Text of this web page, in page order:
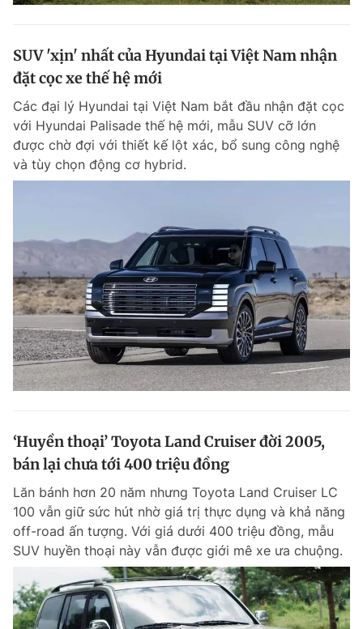
SUV 'xịn' nhất của Hyundai tại Việt Nam nhận
đặt cọc xe thế hệ mới
Các đại lý Hyundai tại Việt Nam bắt đầu nhận đặt cọc
với Hyundai Palisade thế hệ mới, mẫu SUV cỡ lớn
được chờ đợi với thiết kế lột xác, bổ sung công nghệ
và tùy chọn động cơ hybrid.
‘Huyền thoại’ Toyota Land Cruiser đời 2005,
bán lại chưa tới 400 triệu đồng
Lăn bánh hơn 20 năm nhưng Toyota Land Cruiser LC
100 vẫn giữ sức hút nhờ giá trị thực dụng và khả năng
off-road ấn tượng. Với giá dưới 400 triệu đồng, mẫu
SUV huyền thoại này vẫn được giới mê xe ưa chuộng.